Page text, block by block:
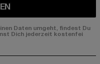
Daten umgeht, findest Du
Dich jederzeit kostenfei